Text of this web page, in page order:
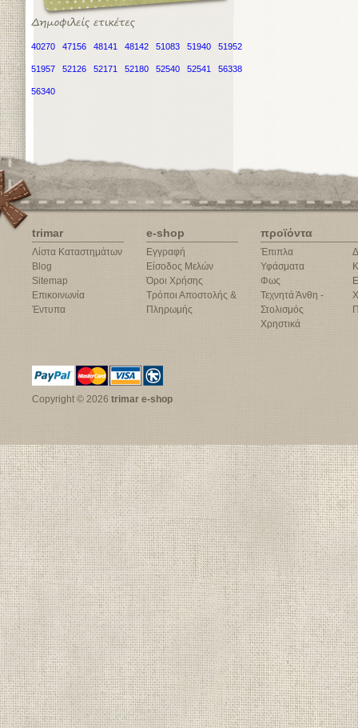
40270 47156 48141 48142 51083 51940 51952
51957 52126 52171 52180 52540 52541 56338
56340
trimar
Λίστα Καταστημάτων
Blog
Sitemap
Επικοινωνία
Έντυπα
e-shop
Εγγραφή
Είσοδος Μελών
Όροι Χρήσης
Τρόποι Αποστολής &
Πληρωμής
προϊόντα
Έπιπλα
Υφάσματα
Φως
Τεχνητά Άνθη -
Στολισμός
Χρηστικά
Copyright © 2026 trimar e-shop